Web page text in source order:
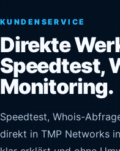
KUNDENSERVICE
Direkte
Speedtest,
Monitoring.
Speedtest, Whois-
direkt in TMP Networks